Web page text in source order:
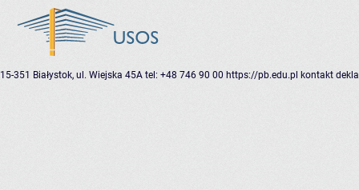
15-351 Białystok, ul. Wiejska 45A tel: +48 746 90 00 https://pb.edu.pl kontakt